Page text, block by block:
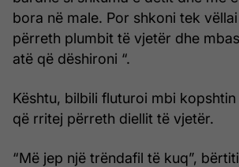
bora në male. Por shkoni tek
përreth plumbit të vjetër dhe
atë që dëshironi “.
Kështu, bilbili fluturoi mbi
që rritej përreth diellit të vjetër.
“Më jep një trëndafil të kuq”,